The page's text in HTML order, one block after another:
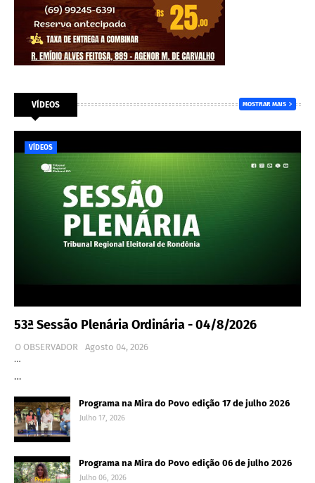
VÍDEOS MOSTRAR MAIS
VÍDEOS
53ª Sessão Plenária Ordinária - 04/8/2026
O OBSERVADOR
Agosto 04, 2026
…
…
Programa na Mira do Povo edição 17 de julho 2026
Julho 17, 2026
Programa na Mira do Povo edição 06 de julho 2026
Julho 06, 2026